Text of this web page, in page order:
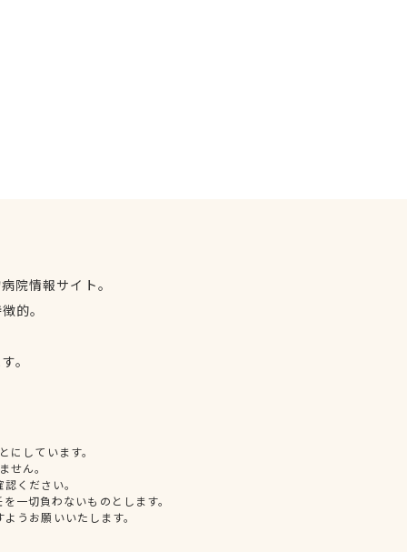
院情報サイト。
的。
。
しています。
せん。
ください。
一切負わないものとします。
うお願いいたします。